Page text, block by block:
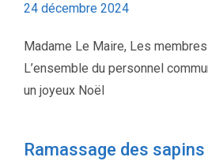
24 décembre 2024
Madame Le Maire, Les
L’ensemble du personnel
un joyeux Noël
Ramassage des sapins